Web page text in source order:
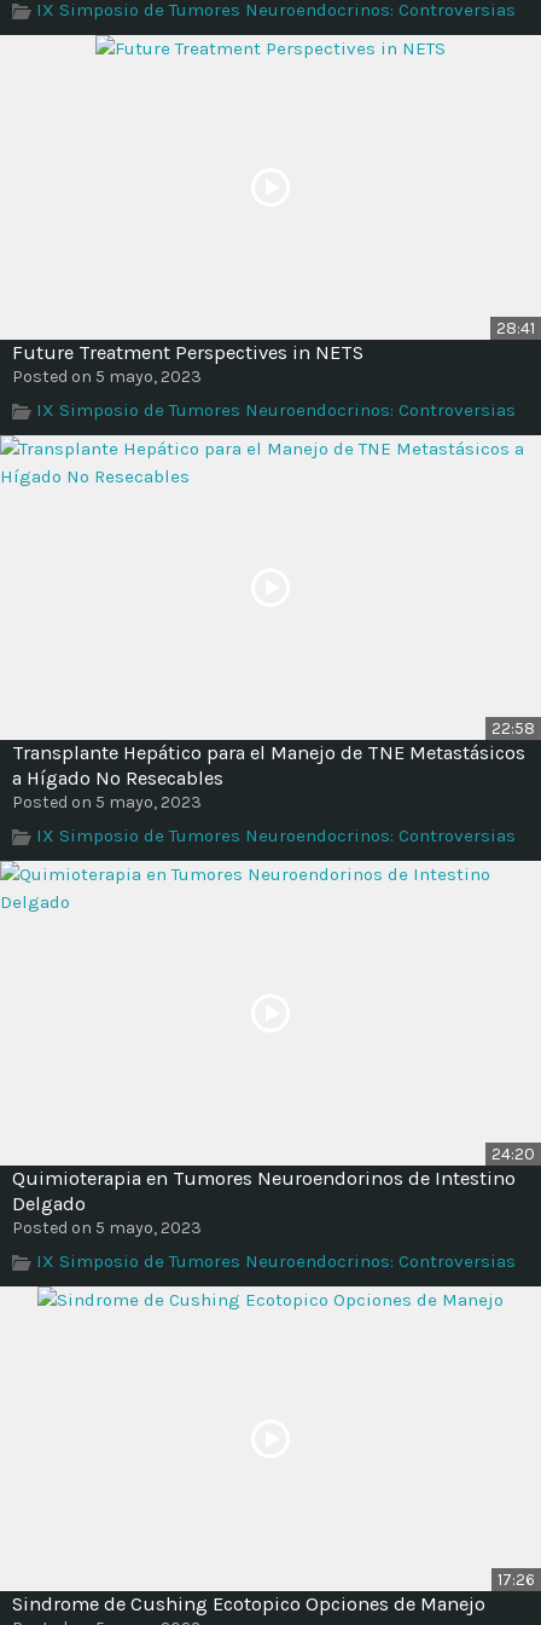
Time
IX Simposio de Tumores Neuroendocrinos: Controversias
28:41
Future Treatment Perspectives in NETS
Posted on 5 mayo, 2023
IX Simposio de Tumores Neuroendocrinos: Controversias
22:58
Transplante Hepático para el Manejo de TNE Metastásicos
a Hígado No Resecables
Posted on 5 mayo, 2023
IX Simposio de Tumores Neuroendocrinos: Controversias
24:20
Quimioterapia en Tumores Neuroendorinos de Intestino
Delgado
Posted on 5 mayo, 2023
IX Simposio de Tumores Neuroendocrinos: Controversias
17:26
Sindrome de Cushing Ecotopico Opciones de Manejo